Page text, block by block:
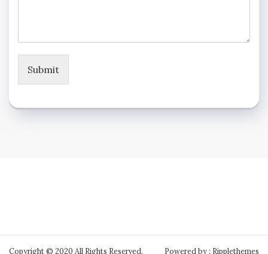
Submit
Copyright © 2020 All Rights Reserved. Powered by : Ripplethemes